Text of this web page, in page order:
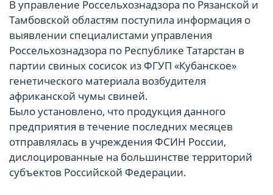
В управление Россельхознадзора по Рязанской и
Тамбовской областям поступила информация о
выявлении специалистами управления
Россельхознадзора по Республике Татарстан в
партии свиных сосисок из ФГУП «Кубанское»
генетического материала возбудителя
африканской чумы свиней.
Было установлено, что продукция данного
предприятия в течение последних месяцев
отправлялась в учреждения ФСИН России,
дислоцированные на большинстве территорий
субъектов Российской Федерации.